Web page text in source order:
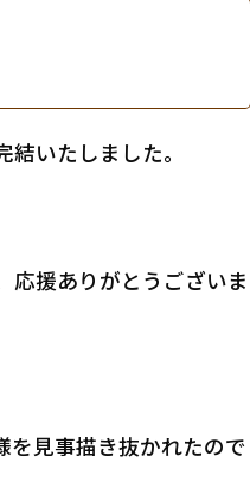
いたしました。
援ありがとうございま
を見事描き抜かれたので